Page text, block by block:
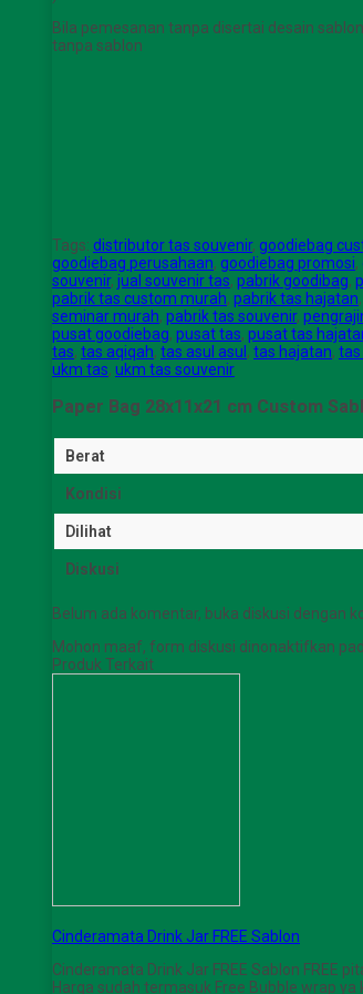
Bila pemesanan tanpa disertai desain
tanpa sablon
Tags: distributor tas souvenir, goodiebag
goodiebag perusahaan, goodiebag promosi,
souvenir, jual souvenir tas, pabrik goodibag,
pabrik tas custom murah, pabrik tas hajatan,
seminar murah, pabrik tas souvenir,
pusat goodiebag, pusat tas, pusat tas
tas, tas aqiqah, tas asul asul , tas hajatan, tas
ukm tas, ukm tas souvenir
Paper Bag 28x11x21 cm Custom
Berat
Kondisi
Dilihat
Diskusi
Belum ada komentar, buka diskusi dengan
Mohon maaf, form diskusi dinonaktifkan
Produk Terkait
Cinderamata Drink Jar FREE Sablon
Cinderamata Drink Jar FREE Sablon FREE
Harga sudah termasuk Free Bubble wrap